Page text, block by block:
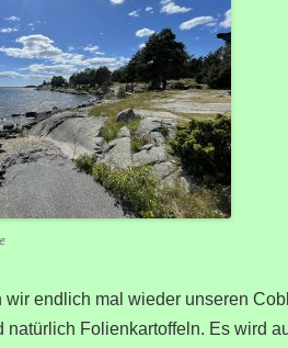
wir endlich mal wieder unseren
natürlich Folienkartoffeln. Es wird